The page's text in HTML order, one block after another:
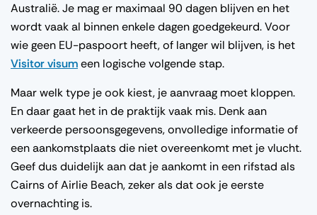
Australië. Je mag er maximaal 90 dagen blijven en het
wordt vaak al binnen enkele dagen goedgekeurd. Voor
wie geen EU-paspoort heeft, of langer wil blijven, is het
Visitor visumeen logische volgende stap.
Maar welk type je ook kiest, je aanvraag moet kloppen.
En daar gaat het in de praktijk vaak mis. Denk aan
verkeerde persoonsgegevens, onvolledige informatie of
een aankomstplaats die niet overeenkomt met je vlucht.
Geef dus duidelijk aan dat je aankomt in een rifstad als
Cairns of Airlie Beach, zeker als dat ook je eerste
overnachting is.